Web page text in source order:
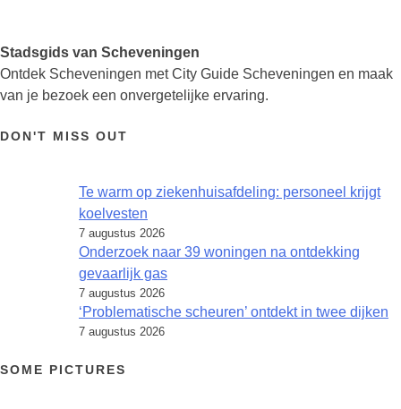
Stadsgids van Scheveningen
Ontdek Scheveningen met City Guide Scheveningen en maak
van je bezoek een onvergetelijke ervaring.
DON'T MISS OUT
Te warm op ziekenhuisafdeling: personeel krijgt
koelvesten
7 augustus 2026
Onderzoek naar 39 woningen na ontdekking
gevaarlijk gas
7 augustus 2026
‘Problematische scheuren’ ontdekt in twee dijken
7 augustus 2026
SOME PICTURES